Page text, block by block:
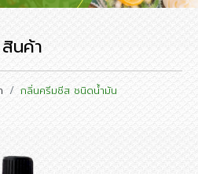
สินค้า
กลิ่นครีมชีส ชนิดน้ำมัน